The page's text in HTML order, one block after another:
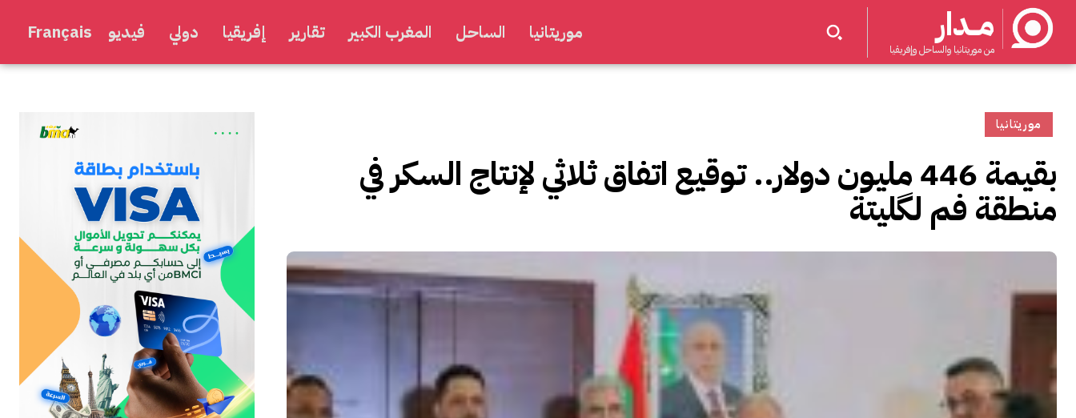
مــدار
من موريتانيا والساحل وإفريقيا
موريتانيا الساحل المغرب الكبير تقارير إفريقيا دولي فيديو Français
موريتانيا
بقيمة 446 مليون دولار.. توقيع اتفاق ثلاثي لإنتاج السكر في
منطقة فم لگليتة